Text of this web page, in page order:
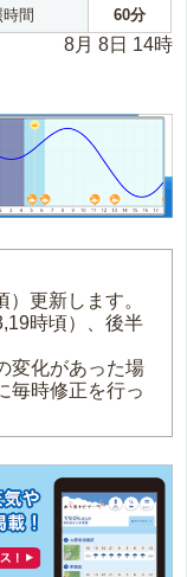
時間 60分
8月 8日 14時
更新します。
時頃）、後半
変化があった場
毎時修正を行っ